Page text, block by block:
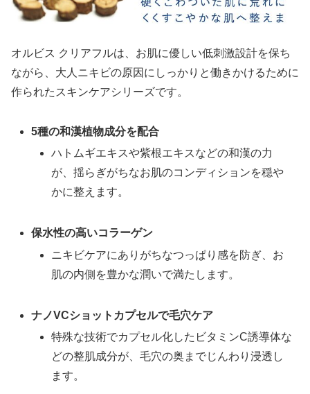
オルビス クリアフルは、お肌に優しい低刺激設計を保ち
ながら、大人ニキビの原因にしっかりと働きかけるために
作られたスキンケアシリーズです。
5種の和漢植物成分を配合
ハトムギエキスや紫根エキスなどの和漢の力
が、揺らぎがちなお肌のコンディションを穏や
かに整えます。
保水性の高いコラーゲン
ニキビケアにありがちなつっぱり感を防ぎ、お
肌の内側を豊かな潤いで満たします。
ナノVCショットカプセルで毛穴ケア
特殊な技術でカプセル化したビタミンC誘導体な
どの整肌成分が、毛穴の奥までじんわり浸透し
ます。